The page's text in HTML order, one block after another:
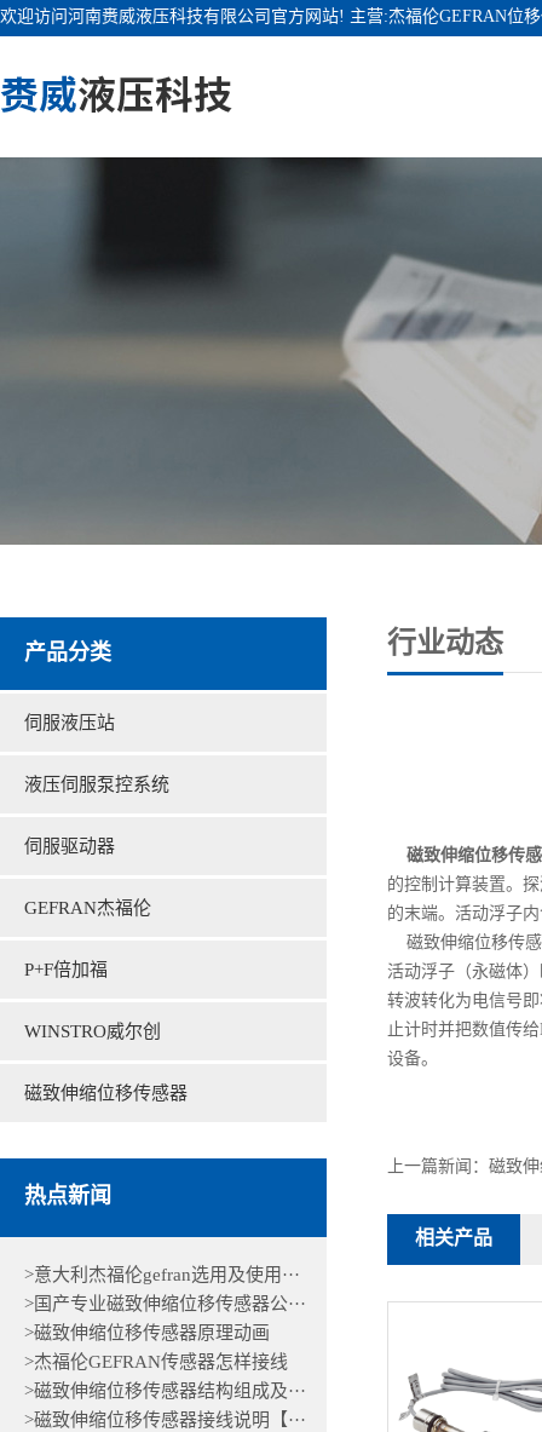
欢迎访问河南赉威液压科技有限公司官方网站! 主营:杰福伦GEFRAN位
产品分类
伺服液压站
液压伺服泵控系统
伺服驱动器
GEFRAN杰福伦
P+F倍加福
WINSTRO威尔创
磁致伸缩位移传感器
热点新闻
>意大利杰福伦gefran选用及使用···
>国产专业磁致伸缩位移传感器公···
>磁致伸缩位移传感器原理动画
>杰福伦GEFRAN传感器怎样接线
>磁致伸缩位移传感器结构组成及···
>磁致伸缩位移传感器接线说明【···
行业动态
磁致伸缩位移传
的控制计算装置。
的末端。活动浮子
磁致伸缩位移传感
活动浮子（永磁体
转波转化为电信号
止计时并把数值传
设备。
上一篇新闻： 磁致
相关产品